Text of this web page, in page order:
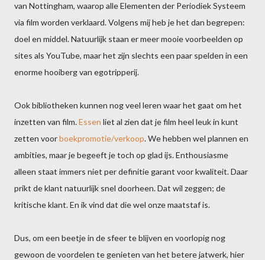
van Nottingham, waarop alle Elementen der Periodiek Systeem
via film worden verklaard. Volgens mij heb je het dan begrepen:
doel en middel. Natuurlijk staan er meer mooie voorbeelden op
sites als YouTube, maar het zijn slechts een paar spelden in een
enorme hooiberg van egotripperij.
Ook bibliotheken kunnen nog veel leren waar het gaat om het
inzetten van film.Essen liet al zien dat je film heel leuk in kunt
zetten voorboekpromotie/verkoop. We hebben wel plannen en
ambities, maar je begeeft je toch op glad ijs. Enthousiasme
alleen staat immers niet per definitie garant voor kwaliteit. Daar
prikt de klant natuurlijk snel doorheen. Dat wil zeggen; de
kritische klant. En ik vind dat die wel onze maatstaf is.
Dus, om een beetje in de sfeer te blijven en voorlopig nog
gewoon de voordelen te genieten van het betere jatwerk, hier